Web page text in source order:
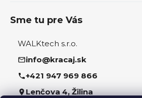
Sme tu pre Vás
WALKtech s.r.o.
info@kracaj.sk
+421 947 969 866
Lenčova 4, Žilina